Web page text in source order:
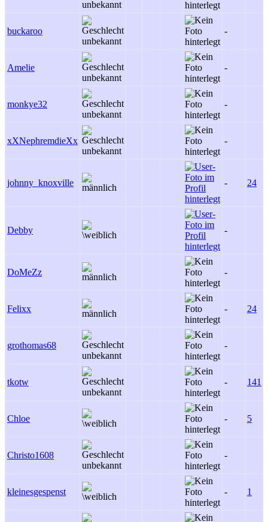
buckaroo -
Amelie -
monkye32 -
xXNephremdieXx -
johnny_knoxville - 24
Debby -
DoMeZz -
Felixx - 24
grothomas68 -
tkotw - 141
Chloe - 5
Christo1608 -
kleinesgespenst - 1